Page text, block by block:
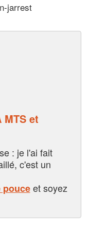
jarrest
MTS et
: je l'ai fait
c'est un
pouceet soyez